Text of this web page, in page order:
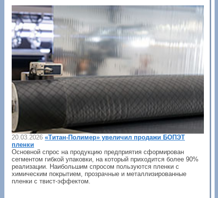
20.03.2026 «Титан-Полимер» увеличил продажи БОПЭТ
пленки
Основной спрос на продукцию предприятия сформирован
сегментом гибкой упаковки, на который приходится более 90%
реализации. Наибольшим спросом пользуются пленки с
химическим покрытием, прозрачные и металлизированные
пленки с твист-эффектом.